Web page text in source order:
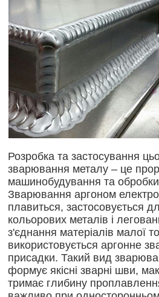
Розробка та застосування
зварювання металу – це
машинобудування та обробки
Зварювання аргоном
плавиться, застосовується
кольорових металів і
з'єднання матеріалів малої
використовується аргонне
присадки. Такий вид
формує якісні зварні шви,
тримає глибину